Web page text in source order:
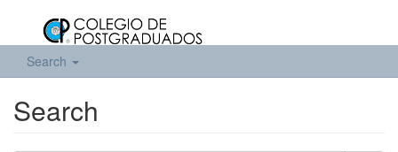
Search
Search